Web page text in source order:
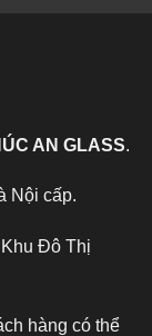
AN GLASS.
Nội cấp.
Đô Thị
hàng có thể